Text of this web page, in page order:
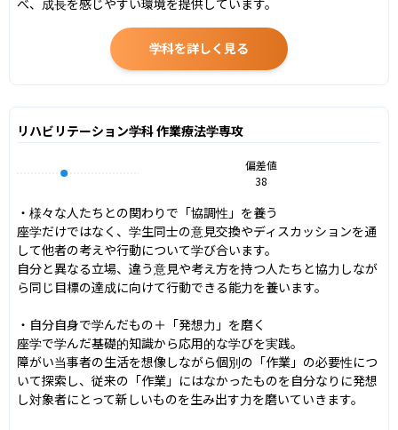
学科を詳しく見る
リハビリテーション学科 作業療法学専攻
偏差値
38
・様々な人たちとの関わりで「協調性」を養う
座学だけではなく、学生同士の意見交換やディスカッションを通
して他者の考えや行動について学び合います。
自分と異なる立場、違う意見や考え方を持つ人たちと協力しなが
ら同じ目標の達成に向けて行動できる能力を養います。
・自分自身で学んだもの＋「発想力」を磨く
座学で学んだ基礎的知識から応用的な学びを実践。
障がい当事者の生活を想像しながら個別の「作業」の必要性につ
いて探索し、従来の「作業」にはなかったものを自分なりに発想
し対象者にとって新しいものを生み出す力を磨いていきます。